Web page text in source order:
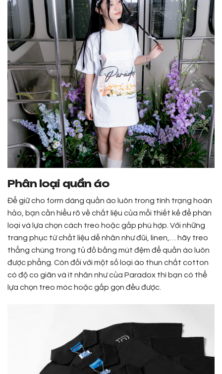
Phân loại quần áo
Để giữ cho form dáng quần áo luôn trong tình trạng hoàn
hảo, bạn cần hiểu rõ về chất liệu của mỗi thiết kế để phân
loại và lựa chọn cách treo hoặc gấp phù hợp. Với những
trang phục từ chất liệu dễ nhăn như đũi, linen,… hãy treo
thẳng chúng trong tủ đồ bằng mút đệm để quần áo luôn
được phẳng. Còn đối với một số loại áo thun chất cotton
có độ co giãn và ít nhăn như của Paradox thì bạn có thể
lựa chọn treo móc hoặc gấp gọn đều được.